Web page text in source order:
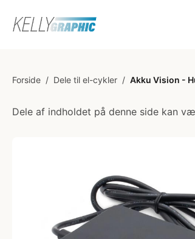
Forside / Dele til el-cykler / Akku Vision -
Dele af indholdet på denne side kan